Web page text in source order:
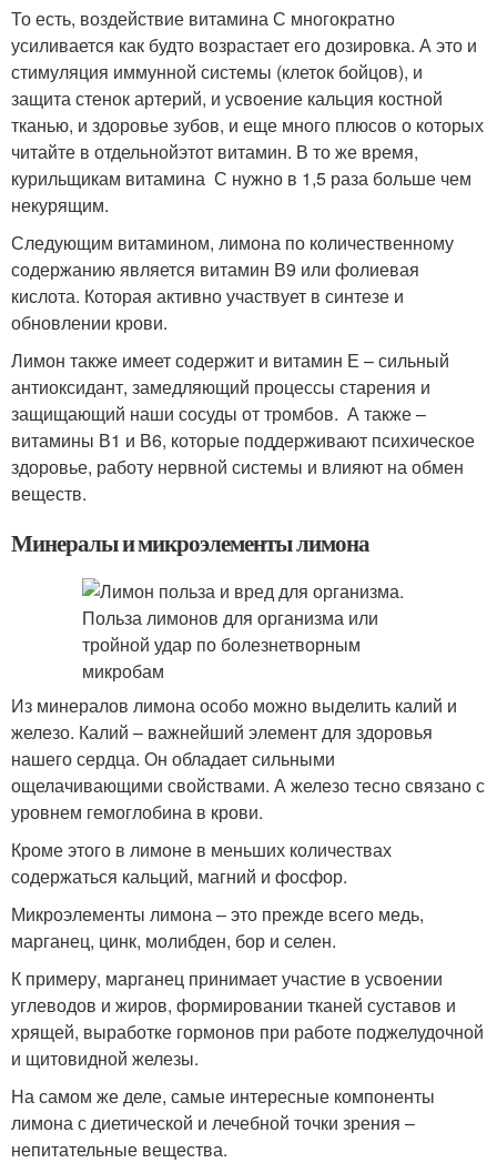
То есть, воздействие витамина С многократно
усиливается как будто возрастает его дозировка. А это и
стимуляция иммунной системы (клеток бойцов), и
защита стенок артерий, и усвоение кальция костной
тканью, и здоровье зубов, и еще много плюсов о которых
читайте в отдельнойэтот витамин. В то же время,
курильщикам витамина С нужно в 1,5 раза больше чем
некурящим.
Следующим витамином, лимона по количественному
содержанию является витамин В9 или фолиевая
кислота. Которая активно участвует в синтезе и
обновлении крови.
Лимон также имеет содержит и витамин Е – сильный
антиоксидант, замедляющий процессы старения и
защищающий наши сосуды от тромбов. А также –
витамины В1 и В6, которые поддерживают психическое
здоровье, работу нервной системы и влияют на обмен
веществ.
Минералы и микроэлементы лимона
Из минералов лимона особо можно выделить калий и
железо. Калий – важнейший элемент для здоровья
нашего сердца. Он обладает сильными
ощелачивающими свойствами. А железо тесно связано с
уровнем гемоглобина в крови.
Кроме этого в лимоне в меньших количествах
содержаться кальций, магний и фосфор.
Микроэлементы лимона – это прежде всего медь,
марганец, цинк, молибден, бор и селен.
К примеру, марганец принимает участие в усвоении
углеводов и жиров, формировании тканей суставов и
хрящей, выработке гормонов при работе поджелудочной
и щитовидной железы.
На самом же деле, самые интересные компоненты
лимона с диетической и лечебной точки зрения –
непитательные вещества.